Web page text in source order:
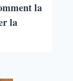
la
la